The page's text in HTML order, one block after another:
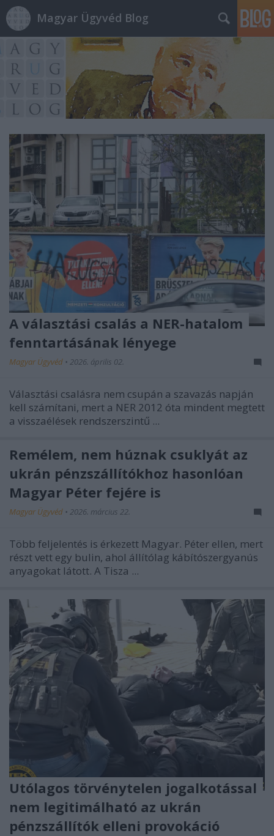
Magyar Ügyvéd Blog
A választási csalás a NER-hatalom
fenntartásának lényege
Magyar Ügyvéd • 2026. április 02.
Választási csalásra nem csupán a szavazás napján
kell számítani, mert a NER 2012 óta mindent megtett
a visszaélések rendszerszintű ...
Remélem, nem húznak csuklyát az
ukrán pénzszállítókhoz hasonlóan
Magyar Péter fejére is
Magyar Ügyvéd • 2026. március 22.
Több feljelentés is érkezett Magyar. Péter ellen, mert
részt vett egy bulin, ahol állítólag kábítószergyanús
anyagokat látott. A Tisza ...
Utólagos törvénytelen jogalkotással
nem legitimálható az ukrán
pénzszállítók elleni provokáció